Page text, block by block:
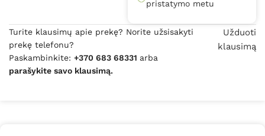
pristatymo metu
Turite klausimų apie prekę? Norite užsisakyti
prekę telefonu?
Paskambinkite: +370 683 68331 arba
parašykite savo klausimą.
Užduoti
klausimą